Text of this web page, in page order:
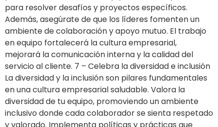
para resolver desafíos y proyectos específicos.
Además, asegúrate de que los líderes fomenten un
ambiente de colaboración y apoyo mutuo. El trabajo
en equipo fortalecerá la cultura empresarial,
mejorará la comunicación interna y la calidad del
servicio al cliente. 7 – Celebra la diversidad e inclusión
La diversidad y la inclusión son pilares fundamentales
en una cultura empresarial saludable. Valora la
diversidad de tu equipo, promoviendo un ambiente
inclusivo donde cada colaborador se sienta respetado
y valorado. Implementa políticas y prácticas que